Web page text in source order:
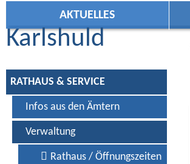
AKTUELLES
RATHAUS & SERVICE
Infos aus den Ämtern
Verwaltung
Rathaus / Öffnungszeiten